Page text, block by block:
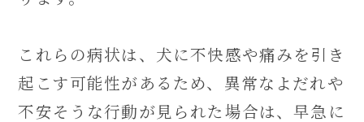
これらの病状は、犬に不快感や痛みを引き
起こす可能性があるため、異常なよだれや
不安そうな行動が見られた場合は、早急に